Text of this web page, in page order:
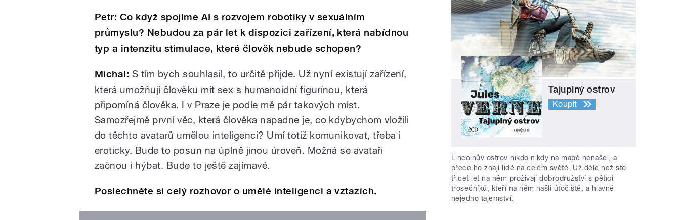
Petr: Co když spojíme AI s rozvojem robotiky v sexuálním
průmyslu? Nebudou za pár let k dispozici zařízení, která nabídnou
typ a intenzitu stimulace, které člověk nebude schopen?
Michal: S tím bych souhlasil, to určitě přijde. Už nyní existují zařízení,
která umožňují člověku mít sex s humanoidní figurínou, která
připomíná člověka. I v Praze je podle mě pár takových míst.
Samozřejmě první věc, která člověka napadne je, co kdybychom vložili
do těchto avatarů umělou inteligenci? Umí totiž komunikovat, třeba i
eroticky. Bude to posun na úplně jinou úroveň. Možná se avataři
začnou i hýbat. Bude to ještě zajímavé.
Poslechněte si celý rozhovor o umělé inteligenci a vztazích.
Tajuplný ostrov
Koupit
Lincolnův ostrov nikdo nikdy na mapě nenašel, a
přece ho znají lidé na celém světě. Už déle než sto
třicet let na něm prožívají dobrodružství s pěticí
trosečníků, kteří na něm našli útočiště, a hlavně
nejedno tajemství.